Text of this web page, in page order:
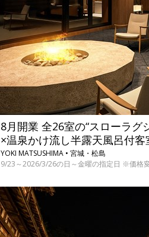
8月開業 全26室の“スローラグ
×温泉かけ流し半露天風呂付客
YOKI MATSUSHIMA • 宮城・松島
9/23～2026/3/26の日～金曜の指定日 ※価格